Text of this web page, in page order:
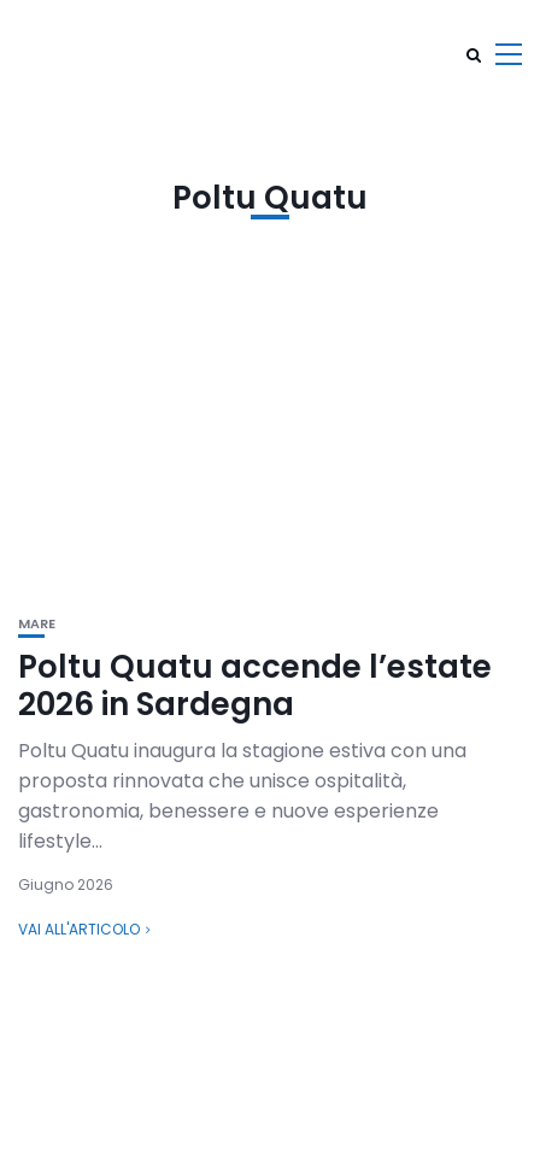
Poltu Quatu
MARE
Poltu Quatu accende l’estate
2026 in Sardegna
Poltu Quatu inaugura la stagione estiva con una
proposta rinnovata che unisce ospitalità,
gastronomia, benessere e nuove esperienze
lifestyle...
Giugno 2026
VAI ALL'ARTICOLO